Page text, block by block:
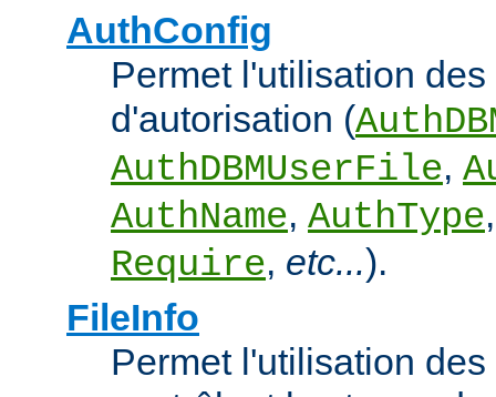
AuthConfig
Permet l'utilisation
d'autorisation (
AuthDBMUserFile,
AuthName, AuthType
Require, etc...).
FileInfo
Permet l'utilisation